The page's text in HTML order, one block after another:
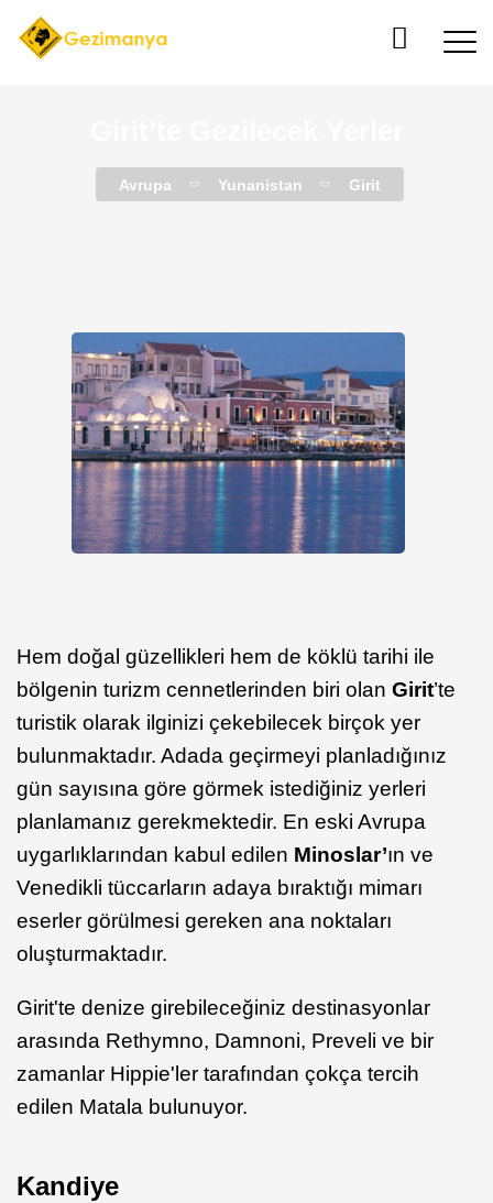
Avrupa Yunanistan Girit
Hem doğal güzellikleri hem de köklü tarihi ile
bölgenin turizm cennetlerinden biri olan Girit’te
turistik olarak ilginizi çekebilecek birçok yer
bulunmaktadır. Adada geçirmeyi planladığınız
gün sayısına göre görmek istediğiniz yerleri
planlamanız gerekmektedir. En eski Avrupa
uygarlıklarından kabul edilen Minoslar’ın ve
Venedikli tüccarların adaya bıraktığı mimarı
eserler görülmesi gereken ana noktaları
oluşturmaktadır.
Girit'te denize girebileceğiniz destinasyonlar
arasında Rethymno, Damnoni, Preveli ve bir
zamanlar Hippie'ler tarafından çokça tercih
edilen Matala bulunuyor.
Kandiye